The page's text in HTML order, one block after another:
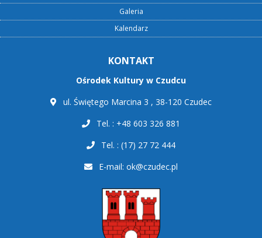
Galeria
Kalendarz
KONTAKT
Ośrodek Kultury w Czudcu
ul. Świętego Marcina 3 , 38-120 Czudec
Tel. : +48 603 326 881
Tel. : (17) 27 72 444
E-mail: ok@czudec.pl